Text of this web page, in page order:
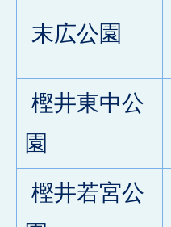
末広公園
樫井東中公
園
樫井若宮公